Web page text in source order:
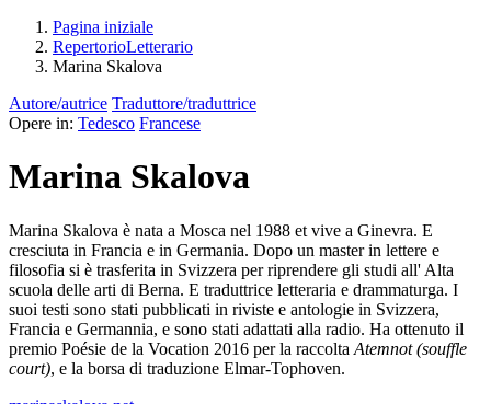
Pagina iniziale
RepertorioLetterario
Marina Skalova
Autore/autrice Traduttore/traduttrice
Opere in: Tedesco Francese
Marina Skalova
Marina Skalova è nata a Mosca nel 1988 et vive a Ginevra. E
cresciuta in Francia e in Germania. Dopo un master in lettere e
filosofia si è trasferita in Svizzera per riprendere gli studi all' Alta
scuola delle arti di Berna. E traduttrice letteraria e drammaturga. I
suoi testi sono stati pubblicati in riviste e antologie in Svizzera,
Francia e Germannia, e sono stati adattati alla radio. Ha ottenuto il
premio Poésie de la Vocation 2016 per la raccolta Atemnot (souffle
court), e la borsa di traduzione Elmar-Tophoven.